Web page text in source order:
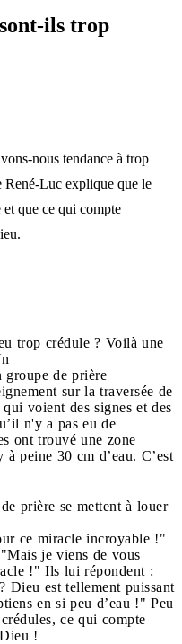
ils trop
nous tendance à trop
René-Luc explique que le
et que ce qui compte
trop crédule ? Voilà une
groupe de prière
sur la traversée de
voient des signes et des
n'y a pas eu de
ont trouvé une zone
peine 30 cm d’eau. C’est
prière se mettent à louer
ce miracle incroyable !"
je viens de vous
!" Ils lui répondent :
Dieu est tellement puissant
en si peu d’eau !" Peu
ce qui compte
!